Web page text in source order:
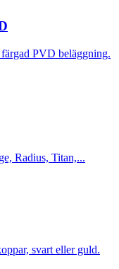
PVD beläggning.
Radius, Titan,...
svart eller guld.